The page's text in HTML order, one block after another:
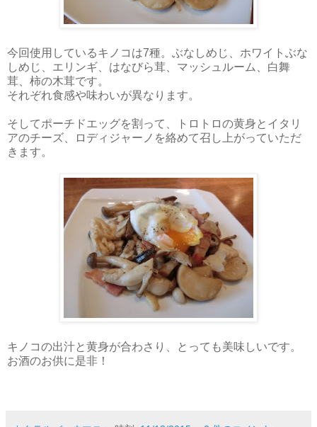
今回使用しているキノコは7種。ぶなしめじ、ホワイトぶな
しめじ、エリンギ、はなびら茸、マッシュルーム、白舞
茸、柿の木茸です。
それぞれ食感や味わいが異なります。
そしてポーチドエッグを割って、トロトロの黄身とイタリ
アのチーズ、ロディジャーノを絡めて召し上がっていただ
きます。
キノコの出汁と黄身が合わさり、とっても美味しいです。
お酒のお供に是非！